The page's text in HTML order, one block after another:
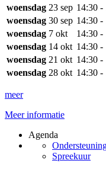
woensdag 23 sep 14:30 -
woensdag 30 sep 14:30 -
woensdag 7 okt 14:30 -
woensdag 14 okt 14:30 -
woensdag 21 okt 14:30 -
woensdag 28 okt 14:30 -
meer
Meer informatie
Agenda
Spreekuur